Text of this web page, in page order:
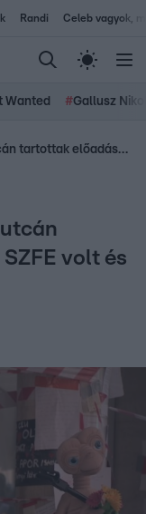
Randi Celeb vagyok,
Wanted #Gallusz
Rendhagyó nyílt nap: Az utcán tartottak előadásokat az SZFE volt és jelenlegi oktatói
volt és